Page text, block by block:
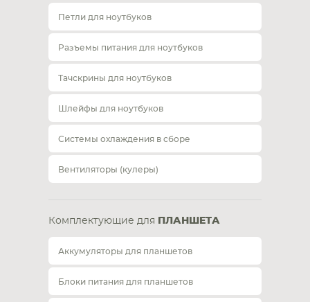
Петли для ноутбуков
Разъемы питания для ноутбуков
Тачскрины для ноутбуков
Шлейфы для ноутбуков
Системы охлаждения в сборе
Вентиляторы (кулеры)
Комплектующие для ПЛАНШЕТА
Аккумуляторы для планшетов
Блоки питания для планшетов